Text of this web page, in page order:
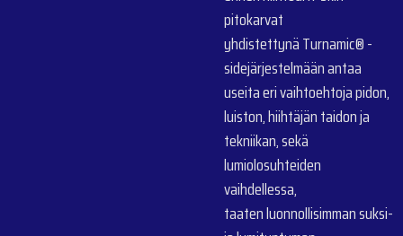
pitokarvat
yhdistettynäTurnamic® -
sidejärjestelmään antaa
useita eri vaihtoehtoja pidon,
luiston, hiihtäjän taidon ja
tekniikan, sekä
lumiolosuhteiden
vaihdellessa,
taaten luonnollisimman suksi-